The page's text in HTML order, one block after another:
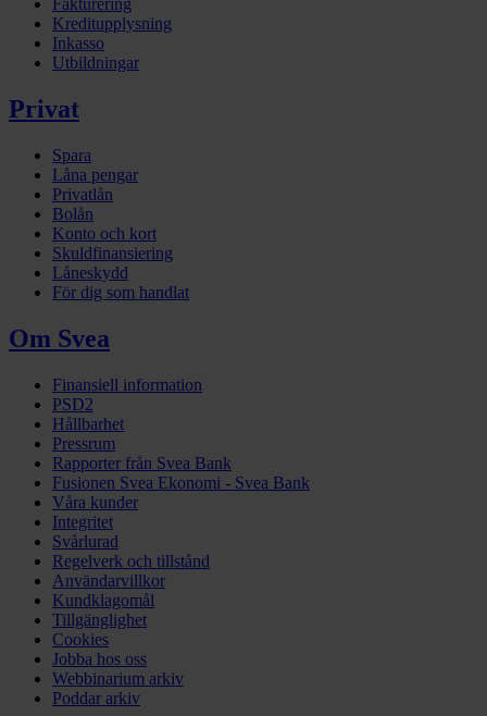
Kreditupplysning
Inkasso
Utbildningar
Privat
Spara
Låna pengar
Privatlån
Bolån
Konto och kort
Skuldfinansiering
Låneskydd
För dig som handlat
Om Svea
Finansiell information
PSD2
Hållbarhet
Pressrum
Rapporter från Svea Bank
Fusionen Svea Ekonomi - Svea Bank
Våra kunder
Integritet
Svårlurad
Regelverk och tillstånd
Användarvillkor
Kundklagomål
Tillgänglighet
Cookies
Jobba hos oss
Webbinarium arkiv
Poddar arkiv